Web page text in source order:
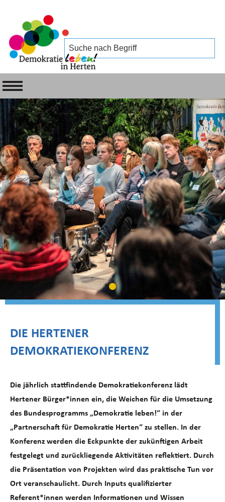
DIE HERTENER
DEMOKRATIEKONFERENZ
Die jährlich stattfindende Demokratiekonferenz lädt
Hertener Bürger*innen ein, die Weichen für die Umsetzung
des Bundesprogramms „Demokratie leben!“ in der
„Partnerschaft für Demokratie Herten“ zu stellen. In der
Konferenz werden die Eckpunkte der zukünftigen Arbeit
festgelegt und zurückliegende Aktivitäten reflektiert. Durch
die Präsentation von Projekten wird das praktische Tun vor
Ort veranschaulicht. Durch Inputs qualifizierter
Referent*innen werden Informationen und Wissen